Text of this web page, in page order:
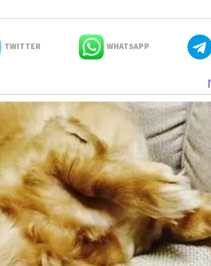
TWITTER WHATSAPP